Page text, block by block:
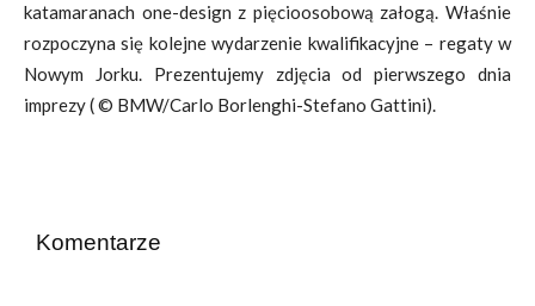
katamaranach one-design z pięcioosobową załogą. Właśnie
rozpoczyna się kolejne wydarzenie kwalifikacyjne – regaty w
Nowym Jorku. Prezentujemy zdjęcia od pierwszego dnia
imprezy (© BMW/Carlo Borlenghi-Stefano Gattini).
Komentarze